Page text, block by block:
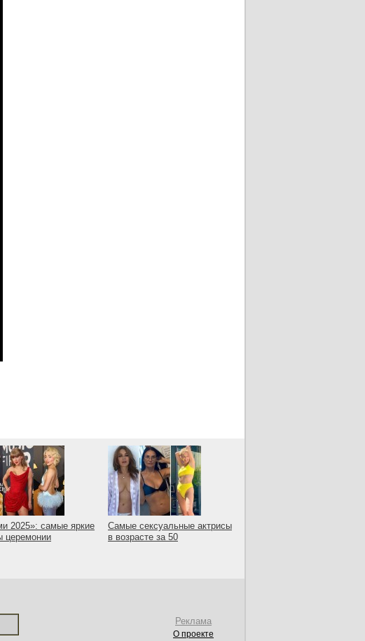
2025»: самые яркие
церемонии
Самые сексуальные актрисы
в возрасте за 50
Реклама
О проекте